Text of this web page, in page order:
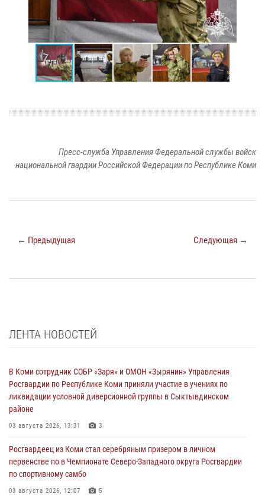
Пресс-служба Управления Федеральной службы войск
национальной гвардии Российской Федерации по Республике Коми
← Предыдущая Следующая →
ЛЕНТА НОВОСТЕЙ
В Коми сотрудник СОБР «Заря» и ОМОН «Зырянин» Управления
Росгвардии по Республике Коми приняли участие в учениях по
ликвидации условной диверсионной группы в Сыктывдинском
районе
03 августа 2026, 13:31 3
Росгвардеец из Коми стал серебряным призером в личном
первенстве по в Чемпионате Северо-Западного округа Росгвардии
по спортивному самбо
03 августа 2026, 12:07 5